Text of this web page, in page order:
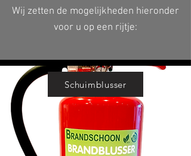
Wij zetten de mogelijkheden hieronder
voor u op een rijtje:
Schuimblusser